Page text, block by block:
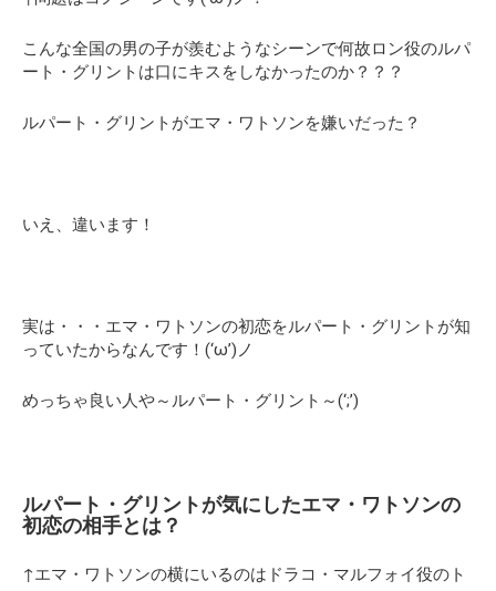
こんな全国の男の子が羨むようなシーンで何故ロン役のルパ
ート・グリントは口にキスをしなかったのか？？？
ルパート・グリントがエマ・ワトソンを嫌いだった？
いえ、違います！
実は・・・エマ・ワトソンの初恋をルパート・グリントが知
っていたからなんです！(‘ω’)ノ
めっちゃ良い人や～ルパート・グリント～(‘;’)
ルパート・グリントが気にしたエマ・ワトソンの
初恋の相手とは？
↑エマ・ワトソンの横にいるのはドラコ・マルフォイ役のト